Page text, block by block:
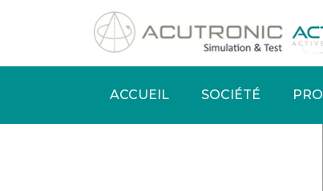
principal
Main
ACCUEIL SOCIÉTÉ